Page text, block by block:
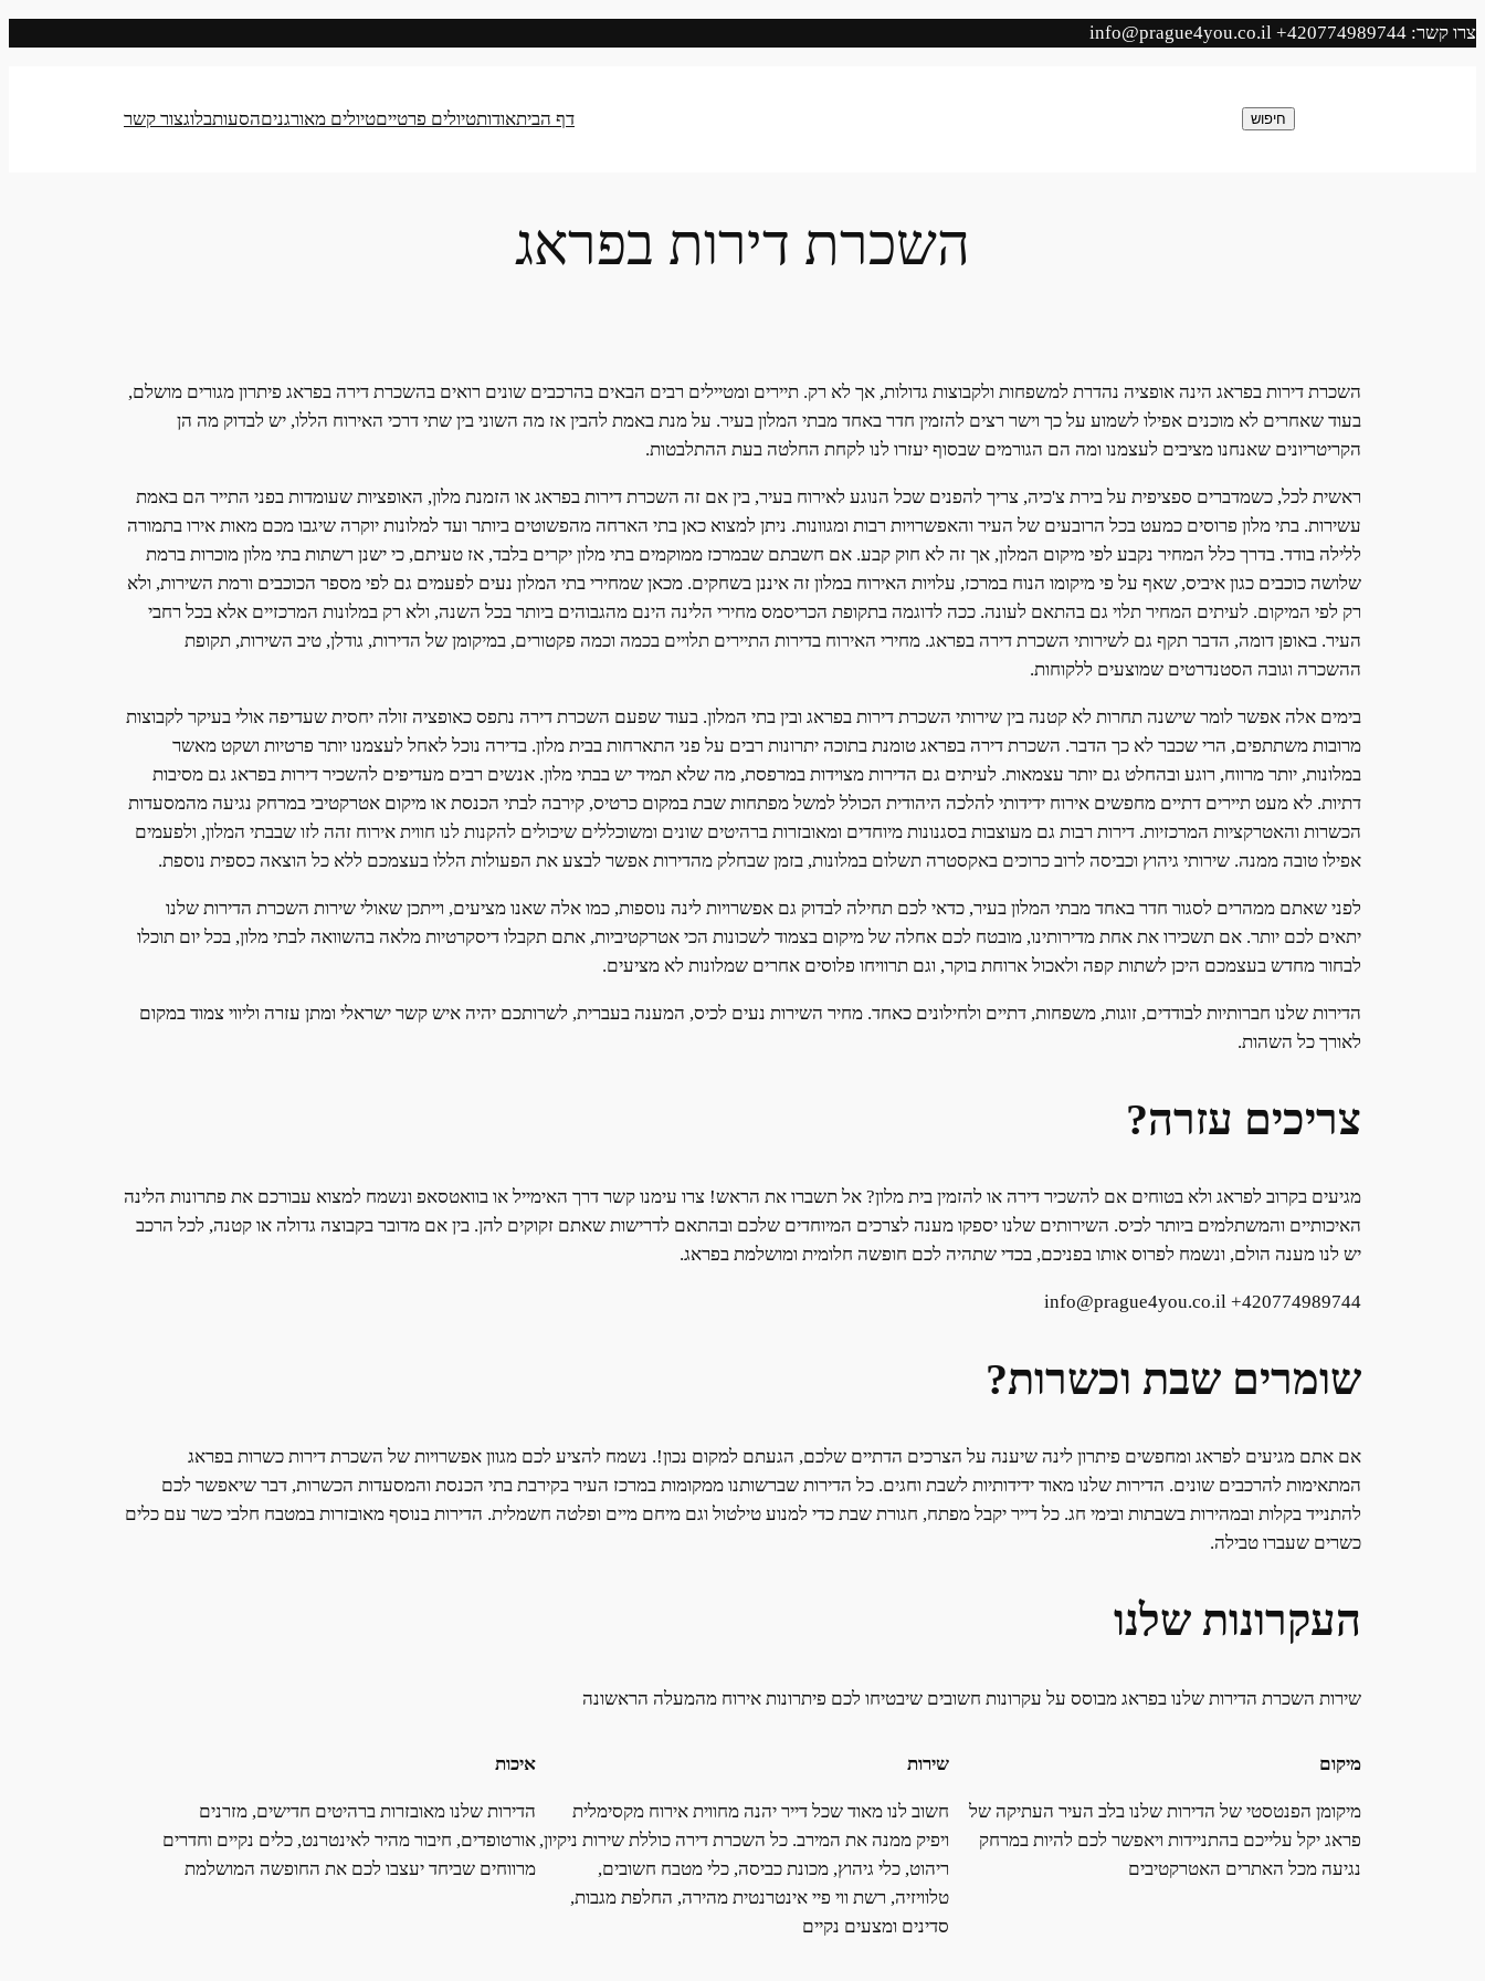
לדלג
צרו קשר: info@prague4you.co.il +420774989744
חיפוש
חיפוש דף הביתאודותטיולים פרטייםטיולים מאורגניםהסעותבלוגצור קשר
השכרת דירות בפראג
השכרת דירות בפראג הינה אופציה נהדרת למשפחות ולקבוצות גדולות, אך לא רק. תיירים ומטיילים רבים הבאים בהרכבים שונים רואים בהשכרת דירה בפראג פיתרון מגורים מושלם,
בעוד שאחרים לא מוכנים אפילו לשמוע על כך וישר רצים להזמין חדר באחד מבתי המלון בעיר. על מנת באמת להבין אז מה השוני בין שתי דרכי האירוח הללו, יש לבדוק מה הן
הקריטריונים שאנחנו מציבים לעצמנו ומה הם הגורמים שבסוף יעזרו לנו לקחת החלטה בעת ההתלבטות.
ראשית לכל, כשמדברים ספציפית על בירת צ'כיה, צריך להפנים שכל הנוגע לאירוח בעיר, בין אם זה השכרת דירות בפראג או הזמנת מלון, האופציות שעומדות בפני התייר הם באמת
עשירות. בתי מלון פרוסים כמעט בכל הרובעים של העיר והאפשרויות רבות ומגוונות. ניתן למצוא כאן בתי הארחה מהפשוטים ביותר ועד למלונות יוקרה שיגבו מכם מאות אירו בתמורה
ללילה בודד. בדרך כלל המחיר נקבע לפי מיקום המלון, אך זה לא חוק קבע. אם חשבתם שבמרכז ממוקמים בתי מלון יקרים בלבד, אז טעיתם, כי ישנן רשתות בתי מלון מוכרות ברמת
שלושה כוכבים כגון איביס, שאף על פי מיקומו הנוח במרכז, עלויות האירוח במלון זה איננן בשחקים. מכאן שמחירי בתי המלון נעים לפעמים גם לפי מספר הכוכבים ורמת השירות, ולא
רק לפי המיקום. לעיתים המחיר תלוי גם בהתאם לעונה. ככה לדוגמה בתקופת הכריסמס מחירי הלינה הינם מהגבוהים ביותר בכל השנה, ולא רק במלונות המרכזיים אלא בכל רחבי
העיר. באופן דומה, הדבר תקף גם לשירותי השכרת דירה בפראג. מחירי האירוח בדירות התיירים תלויים בכמה וכמה פקטורים, במיקומן של הדירות, גודלן, טיב השירות, תקופת
ההשכרה וגובה הסטנדרטים שמוצעים ללקוחות.
בימים אלה אפשר לומר שישנה תחרות לא קטנה בין שירותי השכרת דירות בפראג ובין בתי המלון. בעוד שפעם השכרת דירה נתפס כאופציה זולה יחסית שעדיפה אולי בעיקר לקבוצות
מרובות משתתפים, הרי שכבר לא כך הדבר. השכרת דירה בפראג טומנת בתוכה יתרונות רבים על פני התארחות בבית מלון. בדירה נוכל לאחל לעצמנו יותר פרטיות ושקט מאשר
במלונות, יותר מרווח, רוגע ובהחלט גם יותר עצמאות. לעיתים גם הדירות מצוידות במרפסת, מה שלא תמיד יש בבתי מלון. אנשים רבים מעדיפים להשכיר דירות בפראג גם מסיבות
דתיות. לא מעט תיירים דתיים מחפשים אירוח ידידותי להלכה היהודית הכולל למשל מפתחות שבת במקום כרטיס, קירבה לבתי הכנסת או מיקום אטרקטיבי במרחק נגיעה מהמסעדות
הכשרות והאטרקציות המרכזיות. דירות רבות גם מעוצבות בסגנונות מיוחדים ומאובזרות ברהיטים שונים ומשוכללים שיכולים להקנות לנו חווית אירוח זהה לזו שבבתי המלון, ולפעמים
אפילו טובה ממנה. שירותי גיהוץ וכביסה לרוב כרוכים באקסטרה תשלום במלונות, בזמן שבחלק מהדירות אפשר לבצע את הפעולות הללו בעצמכם ללא כל הוצאה כספית נוספת.
לפני שאתם ממהרים לסגור חדר באחד מבתי המלון בעיר, כדאי לכם תחילה לבדוק גם אפשרויות לינה נוספות, כמו אלה שאנו מציעים, וייתכן שאולי שירות השכרת הדירות שלנו
יתאים לכם יותר. אם תשכירו את אחת מדירותינו, מובטח לכם אחלה של מיקום בצמוד לשכונות הכי אטרקטיביות, אתם תקבלו דיסקרטיות מלאה בהשוואה לבתי מלון, בכל יום תוכלו
לבחור מחדש בעצמכם היכן לשתות קפה ולאכול ארוחת בוקר, וגם תרוויחו פלוסים אחרים שמלונות לא מציעים.
הדירות שלנו חברותיות לבודדים, זוגות, משפחות, דתיים ולחילונים כאחד. מחיר השירות נעים לכיס, המענה בעברית, לשרותכם יהיה איש קשר ישראלי ומתן עזרה וליווי צמוד במקום
לאורך כל השהות.
צריכים עזרה?
מגיעים בקרוב לפראג ולא בטוחים אם להשכיר דירה או להזמין בית מלון? אל תשברו את הראש! צרו עימנו קשר דרך האימייל או בוואטסאפ ונשמח למצוא עבורכם את פתרונות הלינה
האיכותיים והמשתלמים ביותר לכיס. השירותים שלנו יספקו מענה לצרכים המיוחדים שלכם ובהתאם לדרישות שאתם זקוקים להן. בין אם מדובר בקבוצה גדולה או קטנה, לכל הרכב
יש לנו מענה הולם, ונשמח לפרוס אותו בפניכם, בכדי שתהיה לכם חופשה חלומית ומושלמת בפראג.
info@prague4you.co.il +420774989744
שומרים שבת וכשרות?
אם אתם מגיעים לפראג ומחפשים פיתרון לינה שיענה על הצרכים הדתיים שלכם, הגעתם למקום נכון!. נשמח להציע לכם מגוון אפשרויות של השכרת דירות כשרות בפראג
המתאימות להרכבים שונים. הדירות שלנו מאוד ידידותיות לשבת וחגים. כל הדירות שברשותנו ממקומות במרכז העיר בקירבת בתי הכנסת והמסעדות הכשרות, דבר שיאפשר לכם
להתנייד בקלות ובמהירות בשבתות ובימי חג. כל דייר יקבל מפתח, חגורת שבת כדי למנוע טילטול וגם מיחם מיים ופלטה חשמלית. הדירות בנוסף מאובזרות במטבח חלבי כשר עם כלים
כשרים שעברו טבילה.
העקרונות שלנו
שירות השכרת הדירות שלנו בפראג מבוסס על עקרונות חשובים שיבטיחו לכם פיתרונות אירוח מהמעלה הראשונה
מיקום
מיקומן הפנטסטי של הדירות שלנו בלב העיר העתיקה של
פראג יקל עלייכם בהתניידות ויאפשר לכם להיות במרחק
נגיעה מכל האתרים האטרקטיבים
שירות
חשוב לנו מאוד שכל דייר יהנה מחווית אירוח מקסימלית
ויפיק ממנה את המירב. כל השכרת דירה כוללת שירות ניקיון,
ריהוט, כלי גיהוץ, מכונת כביסה, כלי מטבח חשובים,
טלוויזיה, רשת ווי פיי אינטרנטית מהירה, החלפת מגבות,
סדינים ומצעים נקיים
איכות
הדירות שלנו מאובזרות ברהיטים חדישים, מזרנים
אורטופדים, חיבור מהיר לאינטרנט, כלים נקיים וחדרים
מרווחים שביחד יעצבו לכם את החופשה המושלמת